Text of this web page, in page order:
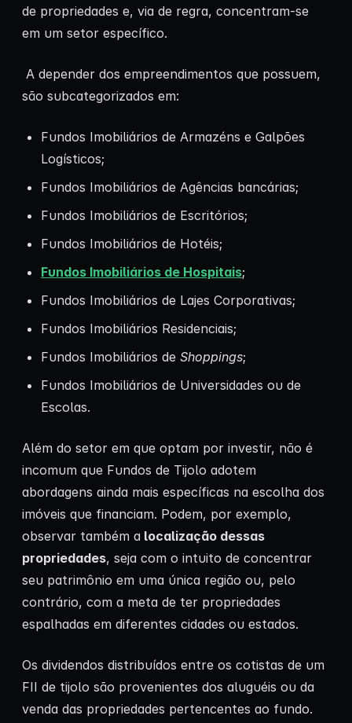
de propriedades e, via de regra, concentram-se
em um setor específico.
A depender dos empreendimentos que possuem,
são subcategorizados em:
Fundos Imobiliários de Armazéns e Galpões
Logísticos;
Fundos Imobiliários de Agências bancárias;
Fundos Imobiliários de Escritórios;
Fundos Imobiliários de Hotéis;
Fundos Imobiliários de Hospitais;
Fundos Imobiliários de Lajes Corporativas;
Fundos Imobiliários Residenciais;
Fundos Imobiliários de Shoppings;
Fundos Imobiliários de Universidades ou de
Escolas.
Além do setor em que optam por investir, não é
incomum que Fundos de Tijolo adotem
abordagens ainda mais específicas na escolha dos
imóveis que financiam. Podem, por exemplo,
observar também a localização dessas
propriedades, seja com o intuito de concentrar
seu patrimônio em uma única região ou, pelo
contrário, com a meta de ter propriedades
espalhadas em diferentes cidades ou estados.
Os dividendos distribuídos entre os cotistas de um
FII de tijolo são provenientes dos aluguéis ou da
venda das propriedades pertencentes ao fundo.